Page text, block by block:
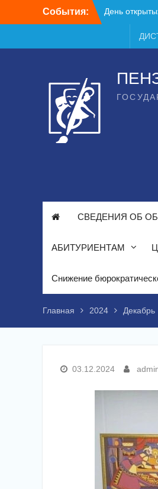
События: День
СВЕДЕНИЯ ОБ
АБИТУРИЕНТАМ
Снижение
Главная 2024 Декабрь
03.12.2024